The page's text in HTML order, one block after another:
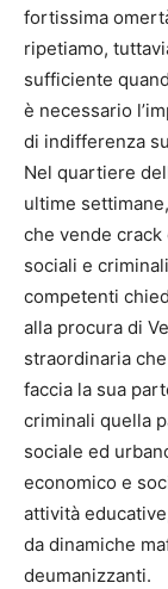
fortissima
ripetiamo,
sufficiente
è necessario
di indifferenza
Nel quartiere
ultime
che vende
sociali e
competenti
alla procura di
straordinaria
faccia la sua
criminali quella
sociale ed
economico e
attività
da dinamiche
deumanizzanti.